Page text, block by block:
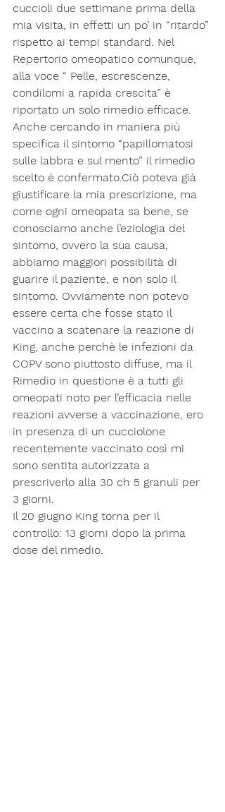
cuccioli due settimane prima della
mia visita, in effetti un po’ in “ritardo”
rispetto ai tempi standard. Nel
Repertorio omeopatico comunque,
alla voce “ Pelle, escrescenze,
condilomi a rapida crescita” è
riportato un solo rimedio efficace.
Anche cercando in maniera più
specifica il sintomo “papillomatosi
sulle labbra e sul mento” il rimedio
scelto è confermato.Ciò poteva già
giustificare la mia prescrizione, ma
come ogni omeopata sa bene, se
conosciamo anche l’eziologia del
sintomo, ovvero la sua causa,
abbiamo maggiori possibilità di
guarire il paziente, e non solo il
sintomo. Ovviamente non potevo
essere certa che fosse stato il
vaccino a scatenare la reazione di
King, anche perchè le infezioni da
COPV sono piuttosto diffuse, ma il
Rimedio in questione è a tutti gli
omeopati noto per l’efficacia nelle
reazioni avverse a vaccinazione, ero
in presenza di un cucciolone
recentemente vaccinato così mi
sono sentita autorizzata a
prescriverlo alla 30 ch 5 granuli per
3 giorni.
Il 20 giugno King torna per il
controllo: 13 giorni dopo la prima
dose del rimedio.